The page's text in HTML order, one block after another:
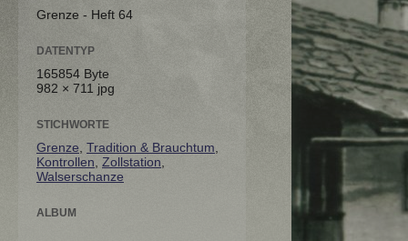
Chronik
Unser Oberstdorf
Flurnamen
Literatur
Kontakt
Grenze - Heft 64
DATENTYP
165854 Byte
982 × 711 jpg
STICHWORTE
Grenze Tradition & Brauchtum
Kontrollen Zollstation
Walserschanze
ALBUM